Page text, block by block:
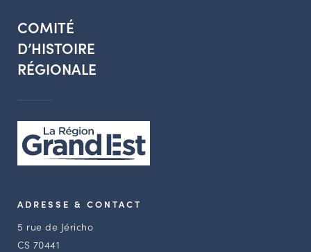
COMITÉ
D’HISTOIRE
RÉGIONALE
ADRESSE & CONTACT
5 rue de Jéricho
CS 70441